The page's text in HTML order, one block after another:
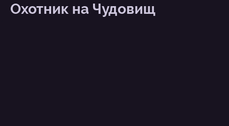
Охотник на Чудовищ